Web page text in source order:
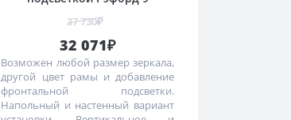
37 730₽
32 071₽
Возможен любой размер зеркала,
другой цвет рамы и добавление
фронтальной подсветки.
Напольный и настенный вариант